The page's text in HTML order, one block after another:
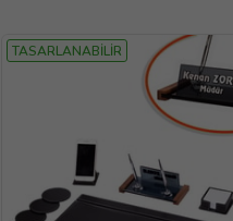
TASARLANABİLİR